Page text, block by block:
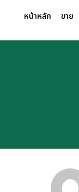
หน้าหลัก ขาย